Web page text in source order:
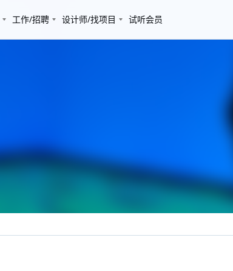
工作/招聘 设计师/找项目 试听会员